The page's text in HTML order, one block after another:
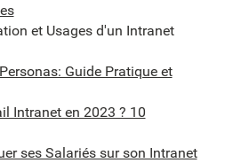
et Usages d'un Intranet
Guide Pratique et
Intranet en 2023 ? 10
ses Salariés sur son Intranet